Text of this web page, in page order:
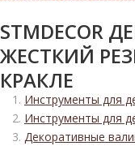
STMDECOR
ЖЕСТКИЙ
КРАКЛЕ
Инструменты для
Инструменты для
Декоративные